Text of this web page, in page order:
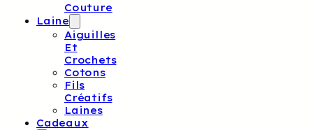
Couture
Laine
Aiguilles
Et
Crochets
Cotons
Fils
Créatifs
Laines
Cadeaux